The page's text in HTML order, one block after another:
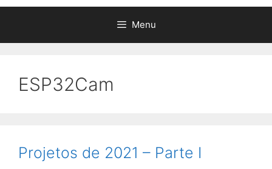
Menu
ESP32Cam
Projetos de 2021 – Parte I